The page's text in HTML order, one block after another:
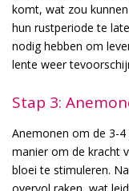
komt, wat zou
hun rustperiode te
nodig hebben om
lente weer
Stap 3:
Anemonen om de 3-
manier om de kracht
bloei te stimuleren.
overvol raken, wat